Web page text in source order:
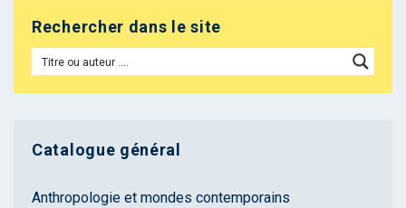
Rechercher dans le site
Catalogue général
Anthropologie et mondes contemporains